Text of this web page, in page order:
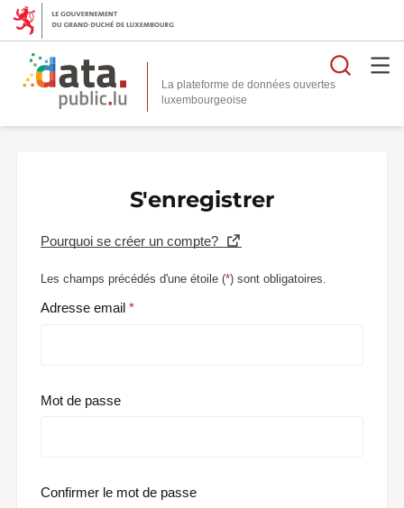
La plateforme de données ouvertes
S'enregistrer
Pourquoi se créer un compte?
Les champs précédés d'une étoile (*) sont obligatoires.
Adresse email
Mot de passe
Confirmer le mot de passe